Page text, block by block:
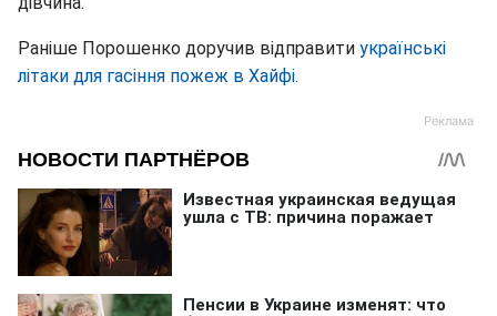
Раніше Порошенко доручив відправити українські
літаки для гасіння пожеж в Хайфі.